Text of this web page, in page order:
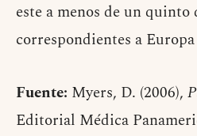
este a menos de un quinto
correspondientes a
Fuente: Myers, D. (2006),
Editorial Médica